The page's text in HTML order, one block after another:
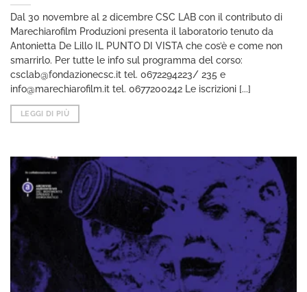
Dal 30 novembre al 2 dicembre CSC LAB con il contributo di
Marechiarofilm Produzioni presenta il laboratorio tenuto da
Antonietta De Lillo IL PUNTO DI VISTA che cos’è e come non
smarrirlo. Per tutte le info sul programma del corso:
csclab@fondazionecsc.it tel. 0672294223/ 235 e
info@marechiarofilm.it tel. 0677200242 Le iscrizioni [...]
LEGGI DI PIÙ